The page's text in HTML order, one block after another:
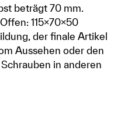
beträgt 70 mm.
115x70x50
der finale Artikel
Aussehen oder den
in anderen